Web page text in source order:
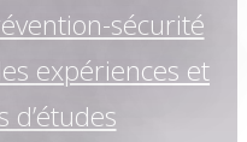
sécurité
expériences et
d’études